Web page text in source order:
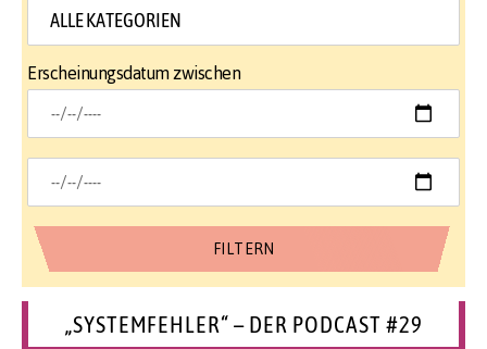
Erscheinungsdatum zwischen
„SYSTEMFEHLER“ – DER PODCAST #29